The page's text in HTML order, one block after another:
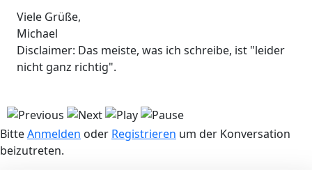
Viele Grüße,
Michael
Disclaimer: Das meiste, was ich schreibe, ist "leider
nicht ganz richtig".
BitteAnmelden oder Registrieren um der Konversation
beizutreten.